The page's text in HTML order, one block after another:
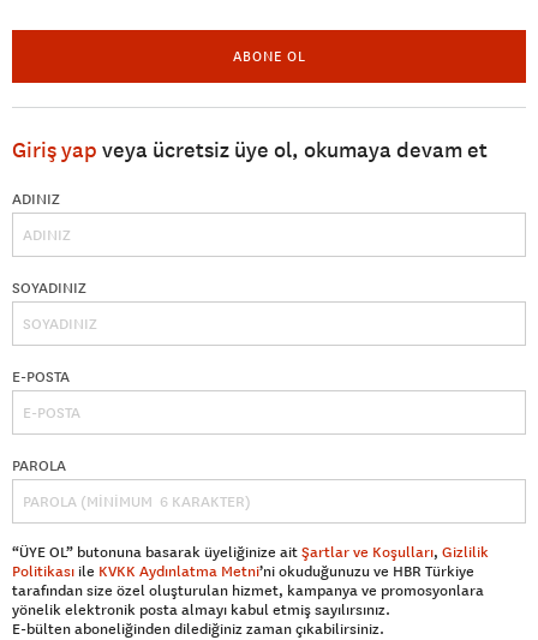
ABONE OL
Giriş yap veya ücretsiz üye ol, okumaya devam et
ADINIZ
SOYADINIZ
E-POSTA
PAROLA
“ÜYE OL” butonuna basarak üyeliğinize aitŞartlar ve Koşulları, Gizlilik
Politikası ile KVKK Aydınlatma Metni’ni okuduğunuzu ve HBR Türkiye
tarafından size özel oluşturulan hizmet, kampanya ve promosyonlara
yönelik elektronik posta almayı kabul etmiş sayılırsınız.
E-bülten aboneliğinden dilediğiniz zaman çıkabilirsiniz.